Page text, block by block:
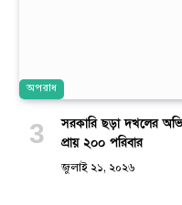
অপরাধ
সরকারি ছড়া দখলের
প্রায় ২০০ পরিবার
জুলাই ২১, ২০২৬